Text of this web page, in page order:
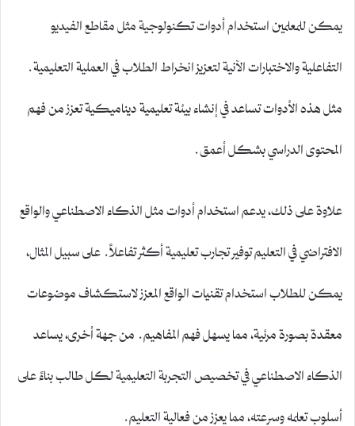
يمكن للمعلمين استخدام أدوات تكنولوجية مثل مقاطع الفيديو
التفاعلية والاختبارات الآنية لتعزيز انخراط الطلاب في العملية التعليمية.
مثل هذه الأدوات تساعد في إنشاء بيئة تعليمية ديناميكية تعزز من فهم
المحتوى الدراسي بشكل أعمق.
علاوة على ذلك، يدعم استخدام أدوات مثل الذكاء الاصطناعي والواقع
الافتراضي في التعليم توفير تجارب تعليمية أكثر تفاعلاً. على سبيل المثال،
يمكن للطلاب استخدام تقنيات الواقع المعزز لاستكشاف موضوعات
معقدة بصورة مرئية، مما يسهل فهم المفاهيم. من جهة أخرى، يساعد
الذكاء الاصطناعي في تخصيص التجربة التعليمية لكل طالب بناءً على
أسلوب تعلمه وسرعته، مما يعزز من فعالية التعليم.